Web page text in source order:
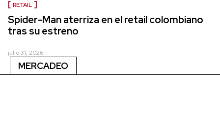
RETAIL
Spider-Man aterriza en el retail colombiano
tras su estreno
julio 31, 2026
MERCADEO